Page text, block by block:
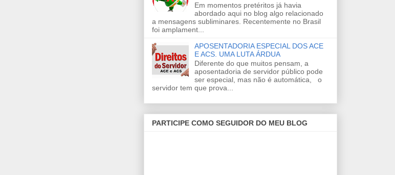
Em momentos pretéritos já havia
abordado aqui no blog algo relacionado
a mensagens subliminares. Recentemente no Brasil
foi amplament...
APOSENTADORIA ESPECIAL DOS ACE
E ACS. UMA LUTA ÁRDUA
Diferente do que muitos pensam, a
aposentadoria de servidor público pode
ser especial, mas não é automática, o
servidor tem que prova...
PARTICIPE COMO SEGUIDOR DO MEU BLOG